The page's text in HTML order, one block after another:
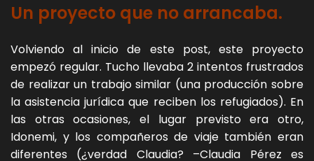
Un proyecto que no arrancaba.
Volviendo al inicio de este post, este proyecto
empezó regular. Tucho llevaba 2 intentos frustrados
de realizar un trabajo similar (una producción sobre
la asistencia jurídica que reciben los refugiados). En
las otras ocasiones, el lugar previsto era otro,
Idonemi, y los compañeros de viaje también eran
diferentes (¿verdad Claudia? –Claudia Pérez es